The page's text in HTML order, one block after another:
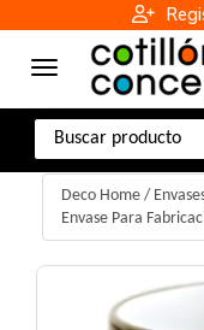
Toggle navigation
Deco Home /
Envase Para